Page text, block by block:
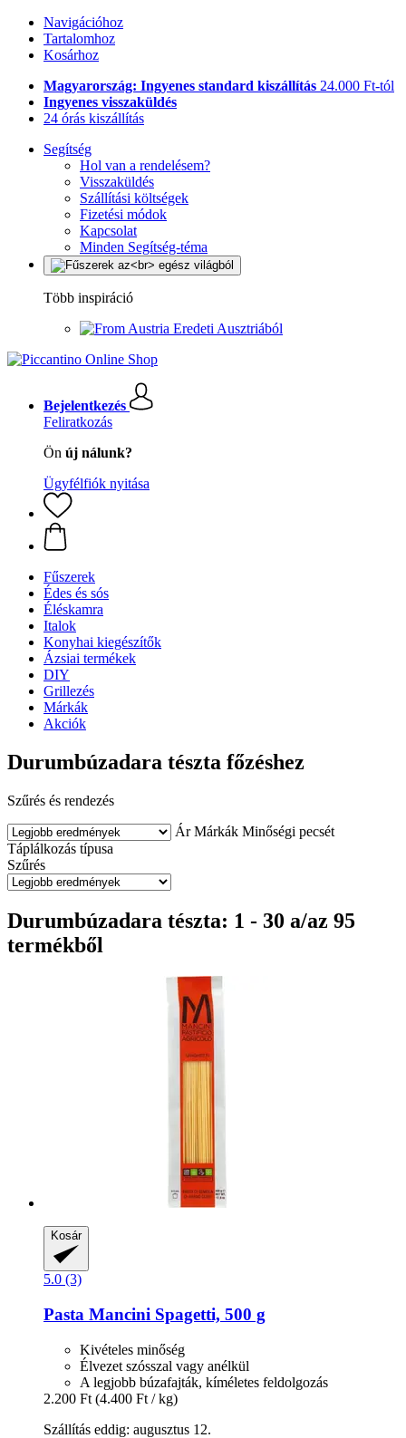
Navigációhoz
Tartalomhoz
Kosárhoz
Magyarország: Ingyenes standard kiszállítás 24.000 Ft-tól
Ingyenes visszaküldés
24 órás kiszállítás
Segítség
Hol van a rendelésem?
Visszaküldés
Szállítási költségek
Fizetési módok
Kapcsolat
Minden Segítség-téma
Több inspiráció
Eredeti Ausztriából
Bejelentkezés
Feliratkozás
Ön új nálunk?
Ügyfélfiók nyitása
Fűszerek
Édes és sós
Éléskamra
Italok
Konyhai kiegészítők
Ázsiai termékek
DIY
Grillezés
Márkák
Akciók
Durumbúzadara tészta főzéshez
Szűrés és rendezés
Ár Márkák Minőségi pecsét
Táplálkozás típusa
Szűrés
Durumbúzadara tészta: 1 - 30 a/az 95
termékből
Kosár
5.0 (3)
Pasta Mancini Spagetti, 500 g
Kivételes minőség
Élvezet szósszal vagy anélkül
A legjobb búzafajták, kíméletes feldolgozás
2.200 Ft (4.400 Ft / kg)
Szállítás eddig: augusztus 12.